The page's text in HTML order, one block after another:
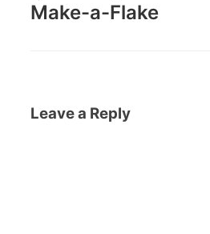
Make-a-Flake
Leave a Reply